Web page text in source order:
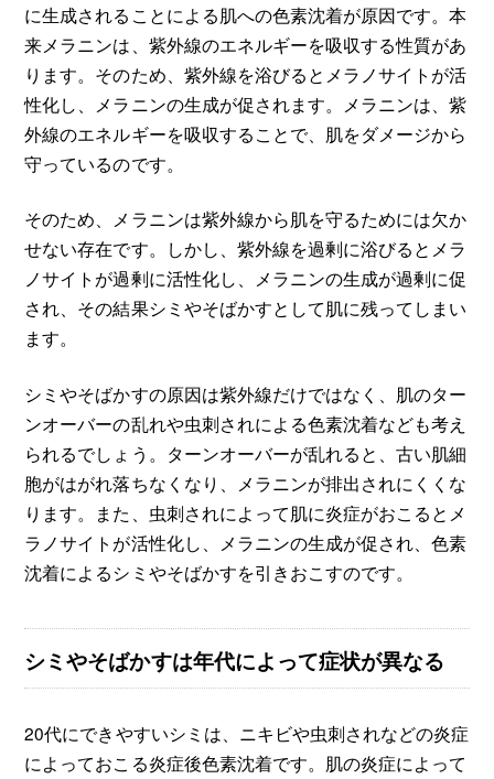
に生成されることによる肌への色素沈着が原因です。本
来メラニンは、紫外線のエネルギーを吸収する性質があ
ります。そのため、紫外線を浴びるとメラノサイトが活
性化し、メラニンの生成が促されます。メラニンは、紫
外線のエネルギーを吸収することで、肌をダメージから
守っているのです。
そのため、メラニンは紫外線から肌を守るためには欠か
せない存在です。しかし、紫外線を過剰に浴びるとメラ
ノサイトが過剰に活性化し、メラニンの生成が過剰に促
され、その結果シミやそばかすとして肌に残ってしまい
ます。
シミやそばかすの原因は紫外線だけではなく、肌のター
ンオーバーの乱れや虫刺されによる色素沈着なども考え
られるでしょう。ターンオーバーが乱れると、古い肌細
胞がはがれ落ちなくなり、メラニンが排出されにくくな
ります。また、虫刺されによって肌に炎症がおこるとメ
ラノサイトが活性化し、メラニンの生成が促され、色素
沈着によるシミやそばかすを引きおこすのです。
シミやそばかすは年代によって症状が異なる
20代にできやすいシミは、ニキビや虫刺されなどの炎症
によっておこる炎症後色素沈着です。肌の炎症によって